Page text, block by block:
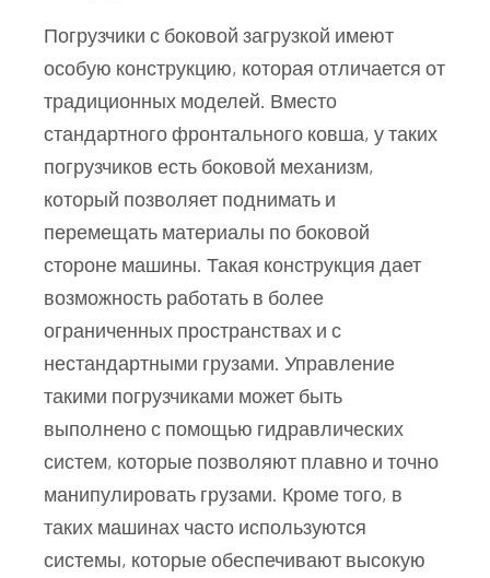
Погрузчики с боковой загрузкой имеют
особую конструкцию, которая отличается от
традиционных моделей. Вместо
стандартного фронтального ковша, у таких
погрузчиков есть боковой механизм,
который позволяет поднимать и
перемещать материалы по боковой
стороне машины. Такая конструкция дает
возможность работать в более
ограниченных пространствах и с
нестандартными грузами. Управление
такими погрузчиками может быть
выполнено с помощью гидравлических
систем, которые позволяют плавно и точно
манипулировать грузами. Кроме того, в
таких машинах часто используются
системы, которые обеспечивают высокую